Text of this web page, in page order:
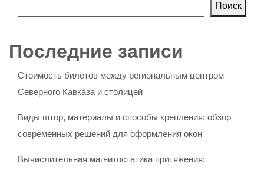
Поиск
Последние записи
Стоимость билетов между региональным центром
Северного Кавказа и столицей
Виды штор, материалы и способы крепления: обзор
современных решений для оформления окон
Вычислительная магнитостатика притяжения: